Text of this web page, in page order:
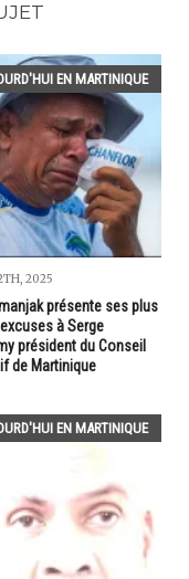
EN MARTINIQUE
2025
présente ses plus
à Serge
président du Conseil
de Martinique
EN MARTINIQUE